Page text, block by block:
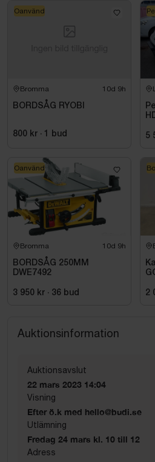
Bromma 10d 9h
BORDSÅG RYOBI
800 kr · 1 bud
Oanvänd
5
Bromma 10d 9h
BORDSÅG 250MM
DWE7492
3 950 kr · 36 bud
Oanvänd
2
Auktionsinformation
Auktionsavslut
22 mars 2023 14:04
Visning
Efter ö.k med hello@budi.se
Utlämning
Fredag 24 mars kl. 10 till 12
Adress